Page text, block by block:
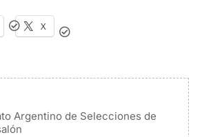
X
Argentino de Selecciones de